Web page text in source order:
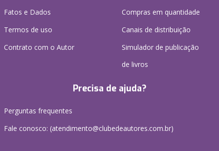
Fatos e Dados
Termos de uso
Contrato com o Autor
Compras em quantidade
Canais de distribuição
Simulador de publicação
de livros
Precisa de ajuda?
Perguntas frequentes
Fale conosco: (atendimento@clubedeautores.com.br)